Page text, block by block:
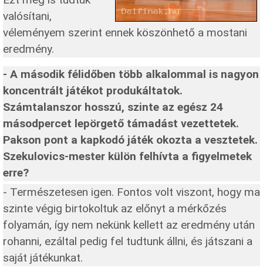
valósítani,
véleményem szerint ennek köszönhető a mostani
eredmény.
- A második félidőben több alkalommal is nagyon
koncentrált játékot produkáltatok.
Számtalanszor hosszú, szinte az egész 24
másodpercet lepörgető támadást vezettetek.
Pakson pont a kapkodó játék okozta a vesztetek.
Szekulovics-mester külön felhívta a figyelmetek
erre?
- Természetesen igen. Fontos volt viszont, hogy ma
szinte végig birtokoltuk az előnyt a mérkőzés
folyamán, így nem nekünk kellett az eredmény után
rohanni, ezáltal pedig fel tudtunk állni, és játszani a
saját játékunkat.